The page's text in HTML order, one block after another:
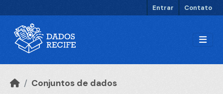
Entrar Contato
Conjuntos de dados